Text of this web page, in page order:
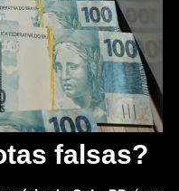
falsas?